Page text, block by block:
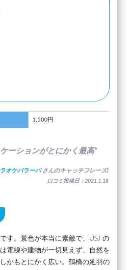
1,500円
ーションがとにかく最高”
オケパラーバ さんのキャッチフレーズ)
口コミ投稿日：2021.1.18
す。景色が本当に素敵で、USJ の
電線や建物が一切見えず、自然を
かもとにかく広い。鶴橋の延羽の